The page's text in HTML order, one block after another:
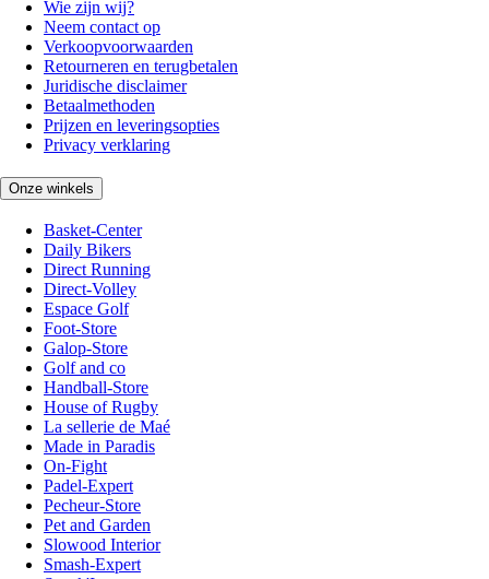
Wie zijn wij?
Neem contact op
Verkoopvoorwaarden
Retourneren en terugbetalen
Juridische disclaimer
Betaalmethoden
Prijzen en leveringsopties
Privacy verklaring
Onze winkels
Basket-Center
Daily Bikers
Direct Running
Direct-Volley
Espace Golf
Foot-Store
Galop-Store
Golf and co
Handball-Store
House of Rugby
La sellerie de Maé
Made in Paradis
On-Fight
Padel-Expert
Pecheur-Store
Pet and Garden
Slowood Interior
Smash-Expert